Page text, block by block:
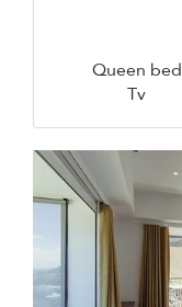
Queen bed
Tv